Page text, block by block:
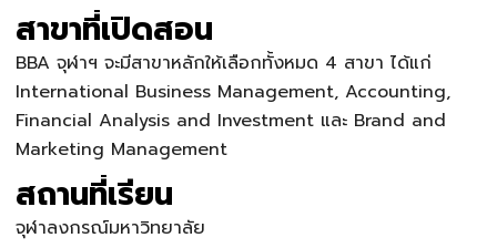
สาขาที่เปิดสอน
BBA จุฬาฯ จะมีสาขาหลักให้เลือกทั้งหมด 4 สาขา ได้แก่
International Business Management, Accounting,
Financial Analysis and Investment และ Brand and
Marketing Management
สถานที่เรียน
จุฬาลงกรณ์มหาวิทยาลัย